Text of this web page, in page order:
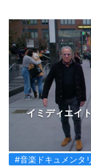
イミディエイ
#音楽ドキュメンタ